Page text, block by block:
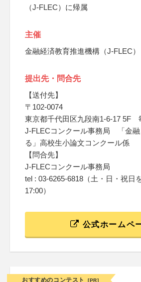
（J-FLEC）に帰属
主催
金融経済教育推進機構（J-FLEC）
提出先・問合先
【送付先】
〒102-0074
東京都千代田区九段南1-6-17 5F
J-FLECコンクール事務局 「金融
る」高校生小論文コンクール係
【問合先】
J-FLECコンクール事務局
tel : 03-6265-6818（土・日・祝日
17:00）
公式ホームペ
おすすめのコンテスト [PR]